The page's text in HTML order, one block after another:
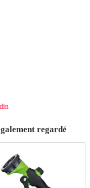
regardé